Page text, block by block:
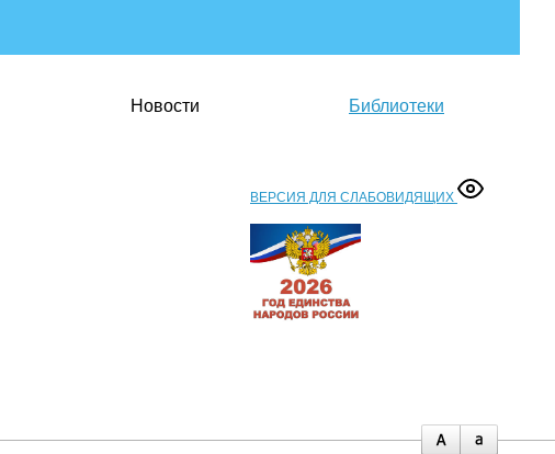
Новости Библиотеки
ВЕРСИЯ ДЛЯ СЛАБОВИДЯЩИХ